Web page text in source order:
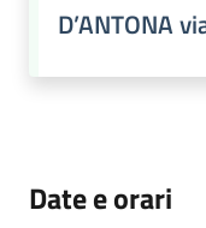
D’ANTONA
Date e orari